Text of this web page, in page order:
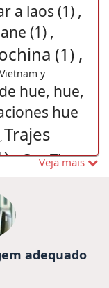
a laos (1) ,
(1) ,
(1) ,
y
hue, hue,
hue
Trajes
,Can Tho
Tailândia
,
(41) ,
Myanmar
en
Veja mais
adequado